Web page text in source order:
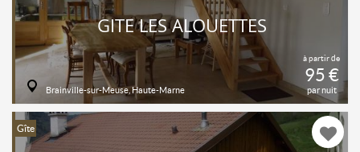
à partir de
95 €
par nuit
GITE LES ALOUETTES
Brainville-sur-Meuse, Haute-Marne
Gîte